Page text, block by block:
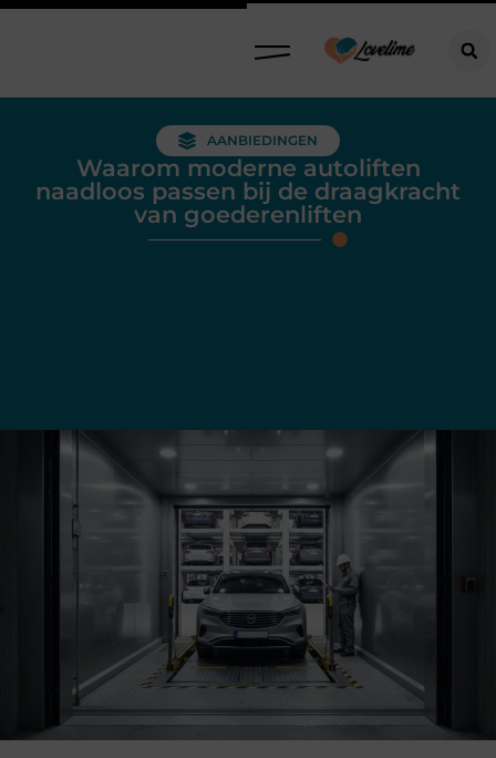
AANBIEDINGEN
Waarom moderne autoliften
naadloos passen bij de draagkracht
van goederenliften